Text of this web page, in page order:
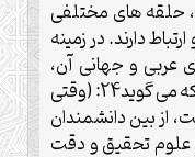
حلقه هاى مختلفى
دارند. در زمينه
عربى و جهانى آن،
سخن جلال موسى در برابر من است كه مى گويد24: (وقتى
از بين دانشمندان
علوم تحقيق و دقت